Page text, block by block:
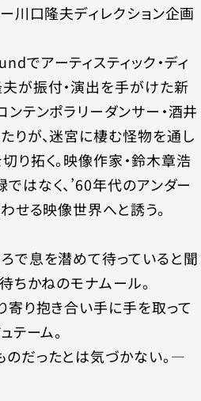
川口隆夫ディレクション企画
アーティスティック・ディ
が振付・演出を手がけた新
ンテンポラリーダンサー・酒井
りが、迷宮に棲む怪物を通し
り拓く。映像作家・鈴木章浩
はなく、’60年代のアンダー
せる映像世界へと誘う。
で息を潜めて待っていると聞
ちかねのモナムール。
寄り抱き合い手に手を取って
テーム。
だったとは気づかない。―